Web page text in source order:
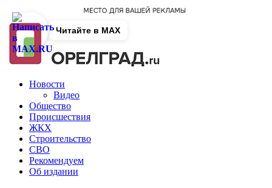
Новости
Видео
Общество
Происшествия
ЖКХ
Строительство
СВО
Рекомендуем
Об издании
Читайте в MAX